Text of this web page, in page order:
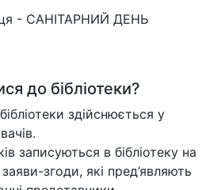
- САНІТАРНИЙ ДЕНЬ
до бібліотеки?
здійснюється у
записуються в бібліотеку на
згоди, які пред’являють